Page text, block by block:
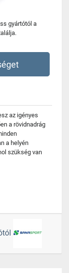
gyártótól a
az igényes
a rövidnadrág
a helyén
szükség van